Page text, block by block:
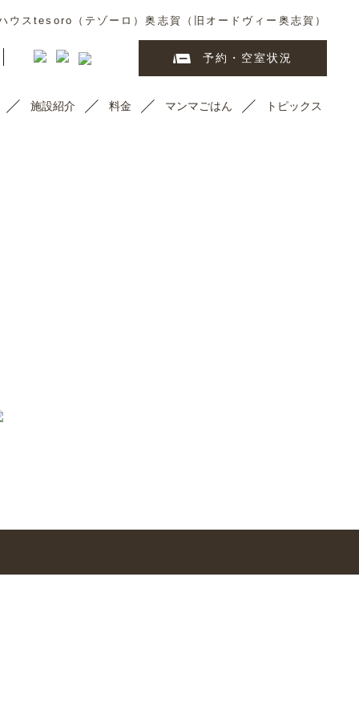
ウスtesoro（テゾーロ）奥志賀（旧オードヴィー奥志賀）
予約・空室状況
施設紹介 料金 マンマごはん トピックス